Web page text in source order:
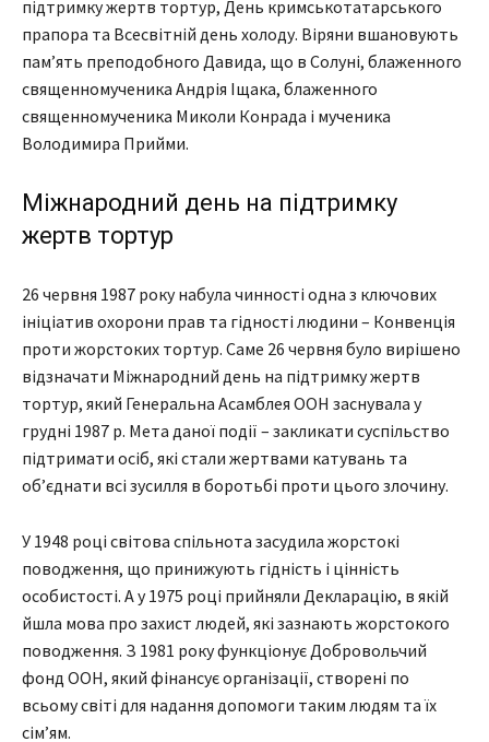
підтримку жертв тортур, День кримськотатарського
прапора та Всесвітній день холоду. Віряни вшановують
пам’ять преподобного Давида, що в Солуні, блаженного
священномученика Андрія Іщака, блаженного
священномученика Миколи Конрада і мученика
Володимира Прийми.
Міжнародний день на підтримку
жертв тортур
26 червня 1987 року набула чинності одна з ключових
ініціатив охорони прав та гідності людини – Конвенція
проти жорстоких тортур. Саме 26 червня було вирішено
відзначати Міжнародний день на підтримку жертв
тортур, який Генеральна Асамблея ООН заснувала у
грудні 1987 р. Мета даної події – закликати суспільство
підтримати осіб, які стали жертвами катувань та
об’єднати всі зусилля в боротьбі проти цього злочину.
У 1948 році світова спільнота засудила жорстокі
поводження, що принижують гідність і цінність
особистості. А у 1975 році прийняли Декларацію, в якій
йшла мова про захист людей, які зазнають жорстокого
поводження. З 1981 року функціонує Добровольчий
фонд ООН, який фінансує організації, створені по
всьому світі для надання допомоги таким людям та їх
сім’ям.